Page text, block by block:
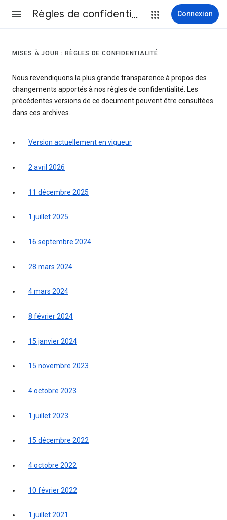
Règles de confidentialité et conditions d’utilisation Connexion
MISES À JOUR : RÈGLES DE CONFIDENTIALITÉ
Nous revendiquons la plus grande transparence à propos des
changements apportés à nos règles de confidentialité. Les
précédentes versions de ce document peuvent être consultées
dans ces archives.
Version actuellement en vigueur
2 avril 2026
11 décembre 2025
1 juillet 2025
16 septembre 2024
28 mars 2024
4 mars 2024
8 février 2024
15 janvier 2024
15 novembre 2023
4 octobre 2023
1 juillet 2023
15 décembre 2022
4 octobre 2022
10 février 2022
1 juillet 2021